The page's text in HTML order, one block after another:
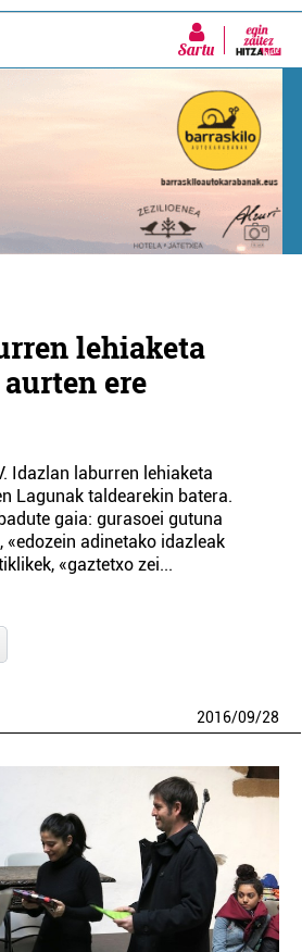
Sartu
lehiaketa
ere
Idazlan laburren lehiaketa
Lagunak taldearekin batera.
gaia: gurasoei gutuna
«edozein adinetako idazleak
«gaztetxo zei...
2016/09/28